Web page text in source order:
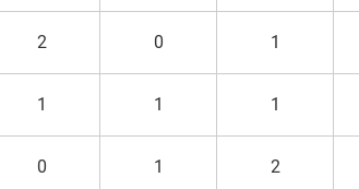
2 0 1
1 1 1
0 1 2